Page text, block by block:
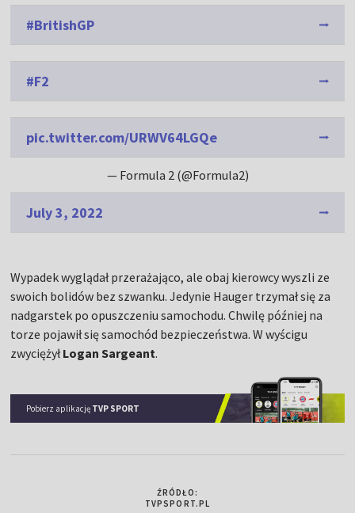
#BritishGP
#F2
pic.twitter.com/URWV64LGQe
— Formula 2 (@Formula2)
July 3, 2022
Wypadek wyglądał przerażająco, ale obaj kierowcy wyszli ze
swoich bolidów bez szwanku. Jedynie Hauger trzymał się za
nadgarstek po opuszczeniu samochodu. Chwilę później na
torze pojawił się samochód bezpieczeństwa. W wyścigu
zwyciężyłLogan Sargeant.
Pobierz aplikację TVP SPORT
ŹRÓDŁO:
TVPSPORT.PL